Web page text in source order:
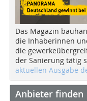
Das Magazin
die Inhaberinnen
die
der Sanierung tätig
aktuellen Ausgabe
Anbieter finden